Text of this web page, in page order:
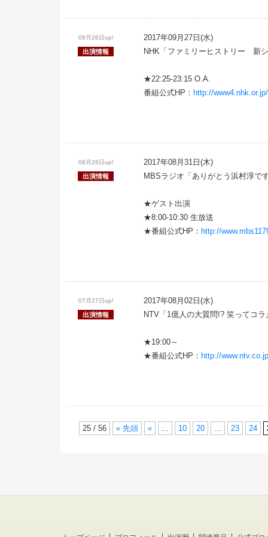
09月26日up!
出演情報
2017年09月27日(水)
NHK「ファミリーヒストリー 新
★22:25-23:15 O.A.
番組公式HP： http://
08月28日up!
出演情報
2017年08月31日(木)
MBSラジオ「ありがとう浜村淳で
★ゲスト出演
★8:00-10:30 生放送
★番組公式HP： http://
07月27日up!
出演情報
2017年08月02日(水)
NTV「1億人の大質問!? 笑ってコ
★19:00～
★番組公式HP： http://
25 / 56 « 先頭 « ... 10 20 ... 23 24